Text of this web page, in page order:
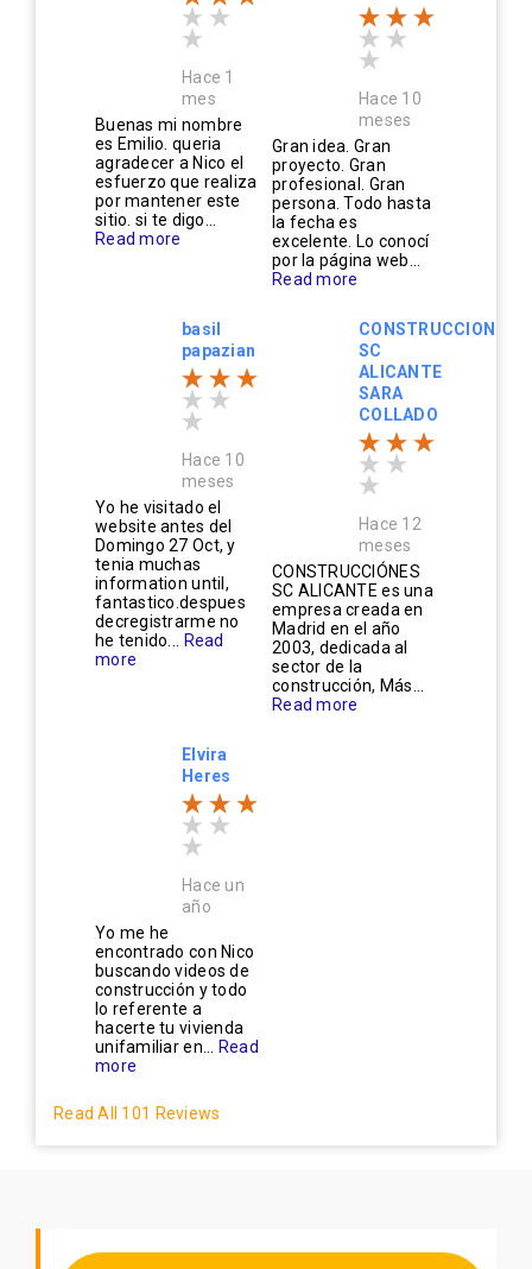
Hace 1
mes
Buenas mi nombre
es Emilio. queria
agradecer a Nico el
esfuerzo que realiza
por mantener este
sitio. si te digo...
Read more
Hace 10
meses
Gran idea. Gran
proyecto. Gran
profesional. Gran
persona. Todo hasta
la fecha es
excelente. Lo conocí
por la página web...
Read more
basil
papazian
Hace 10
meses
Yo he visitado el
website antes del
Domingo 27 Oct, y
tenia muchas
information until,
fantastico.despues
decregistrarme no
he tenido...
Read
more
CONSTRUCCIONES
SC
ALICANTE
SARA
COLLADO
Hace 12
meses
CONSTRUCCIÓNES
SC ALICANTE es una
empresa creada en
Madrid en el año
2003, dedicada al
sector de la
construcción, Más...
Read more
Elvira
Heres
Hace un
año
Yo me he
encontrado con Nico
buscando videos de
construcción y todo
lo referente a
hacerte tu vivienda
unifamiliar en...
Read
more
Read All 101 Reviews